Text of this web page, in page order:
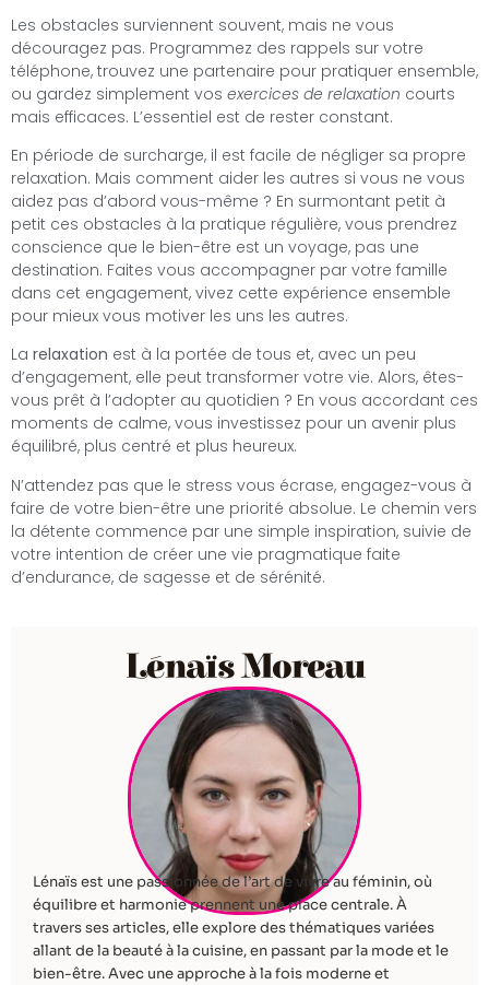
Les obstacles surviennent souvent, mais ne vous
découragez pas. Programmez des rappels sur votre
téléphone, trouvez une partenaire pour pratiquer ensemble,
ou gardez simplement vos exercices de relaxation courts
mais efficaces. L’essentiel est de rester constant.
En période de surcharge, il est facile de négliger sa propre
relaxation. Mais comment aider les autres si vous ne vous
aidez pas d’abord vous-même ? En surmontant petit à
petit ces obstacles à la pratique régulière, vous prendrez
conscience que le bien-être est un voyage, pas une
destination. Faites vous accompagner par votre famille
dans cet engagement, vivez cette expérience ensemble
pour mieux vous motiver les uns les autres.
La relaxation est à la portée de tous et, avec un peu
d’engagement, elle peut transformer votre vie. Alors, êtes-
vous prêt à l’adopter au quotidien ? En vous accordant ces
moments de calme, vous investissez pour un avenir plus
équilibré, plus centré et plus heureux.
N’attendez pas que le stress vous écrase, engagez-vous à
faire de votre bien-être une priorité absolue. Le chemin vers
la détente commence par une simple inspiration, suivie de
votre intention de créer une vie pragmatique faite
d’endurance, de sagesse et de sérénité.
Lénaïs Moreau
Lénaïs est une passionnée de l’art de vivre au féminin, où
équilibre et harmonie prennent une place centrale. À
travers ses articles, elle explore des thématiques variées
allant de la beauté à la cuisine, en passant par la mode et le
bien-être. Avec une approche à la fois moderne et